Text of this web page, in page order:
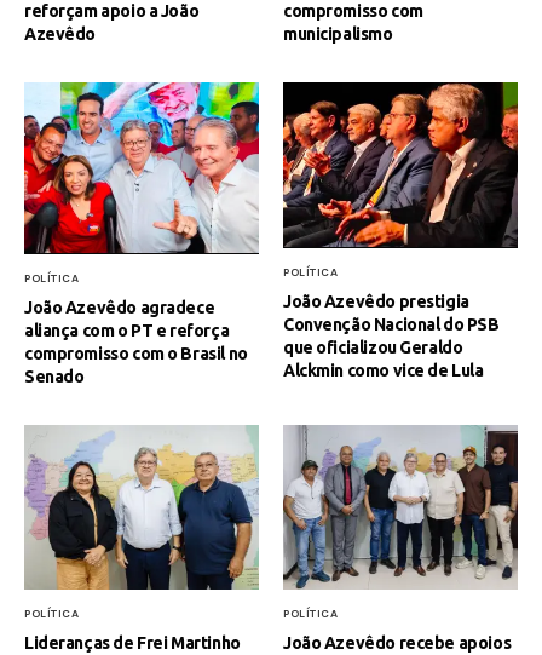
reforçam apoio a João
Azevêdo
compromisso com
municipalismo
POLÍTICA
João Azevêdo agradece
aliança com o PT e reforça
compromisso com o Brasil no
Senado
POLÍTICA
João Azevêdo prestigia
Convenção Nacional do PSB
que oficializou Geraldo
Alckmin como vice de Lula
POLÍTICA
Lideranças de Frei Martinho
POLÍTICA
João Azevêdo recebe apoios